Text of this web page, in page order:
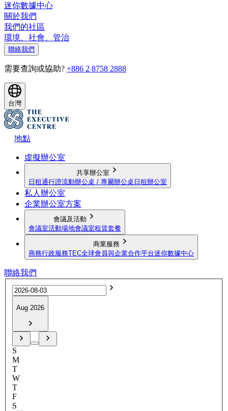
迷你數據中心
關於我們
我們的社區
環境、社會、管治
聯絡我們
需要查詢或協助? +886 2 8758 2888
台灣
地點
虛擬辦公室
共享辦公室
日租通行證流動辦公桌 / 專屬辦公桌 日租辦公室
私人辦公室
企業辦公室方案
會議及活動
會議室活動場地會議室租賃套餐
商業服務
商務行政服務TEC全球會員與企業合作平台迷你數據中心
聯絡我們
Aug 2026
S
M
T
W
T
F
S